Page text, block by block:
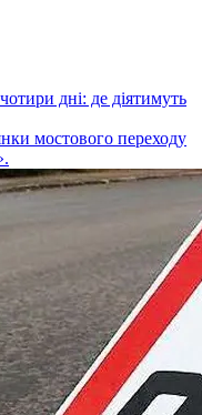
дні: де діятимуть
мостового переходу